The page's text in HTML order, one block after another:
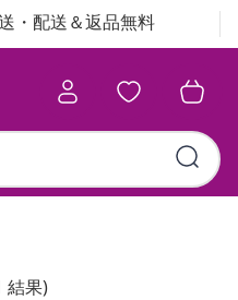
・配送＆返品無料
結果)